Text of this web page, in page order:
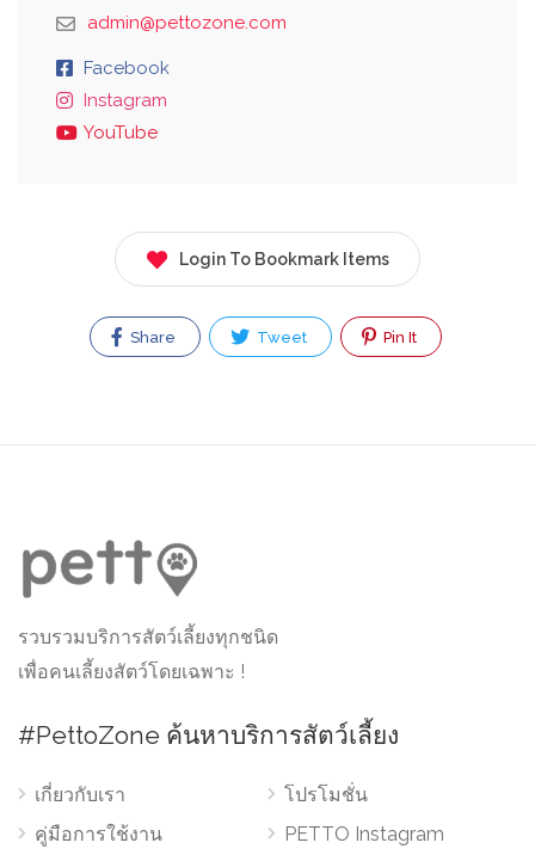
admin@pettozone.com
Facebook
Instagram
YouTube
Login To Bookmark Items
Share Tweet Pin It
รวบรวมบริการสัตว์เลี้ยงทุกชนิด
เพื่อคนเลี้ยงสัตว์โดยเฉพาะ !
#PettoZone ค้นหาบริการสัตว์เลี้ยง
เกี่ยวกับเรา
คู่มือการใช้งาน
โปรโมชั่น
PETTO Instagram